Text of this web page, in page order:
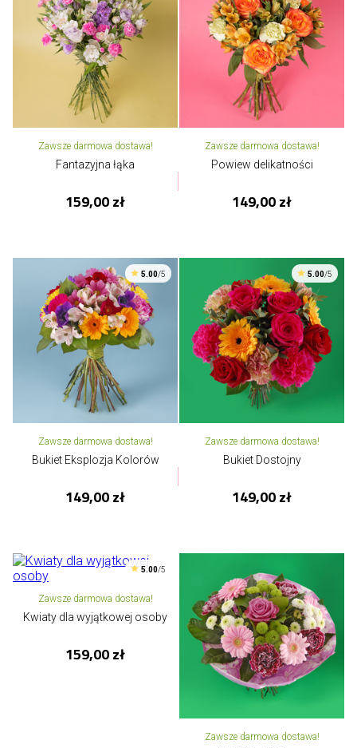
Zawsze darmowa dostawa!
Fantazyjna łąka
159,00 zł
Zawsze darmowa dostawa!
Powiew delikatności
149,00 zł
5.00/5
Zawsze darmowa dostawa!
Bukiet Eksplozja Kolorów
149,00 zł
5.00/5
Zawsze darmowa dostawa!
Bukiet Dostojny
149,00 zł
5.00/5
Zawsze darmowa dostawa!
Kwiaty dla wyjątkowej osoby
159,00 zł
Zawsze darmowa dostawa!